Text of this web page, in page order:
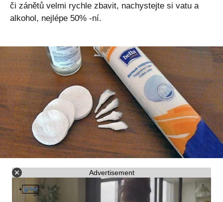
či zánětů velmi rychle zbavit, nachystejte si vatu a
alkohol, nejlépe 50% -ní.
Advertisement